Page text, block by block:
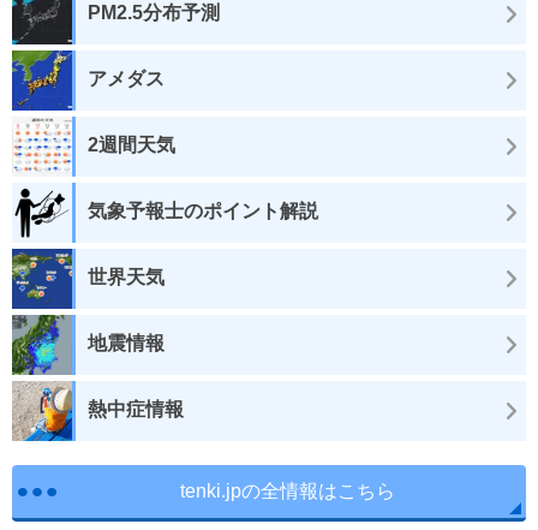
PM2.5分布予測
アメダス
2週間天気
気象予報士のポイント解説
世界天気
地震情報
熱中症情報
tenki.jpの全情報はこちら